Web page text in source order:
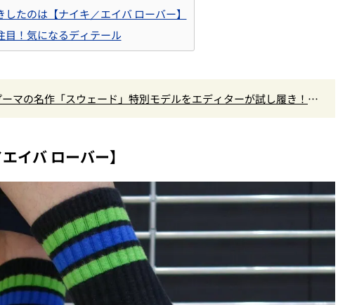
したのは【ナイキ／エイバ ローバー】
目！気になるディテール
マの名作「スウェード」特別モデルをエディターが試し履き！大
イバ ローバー】